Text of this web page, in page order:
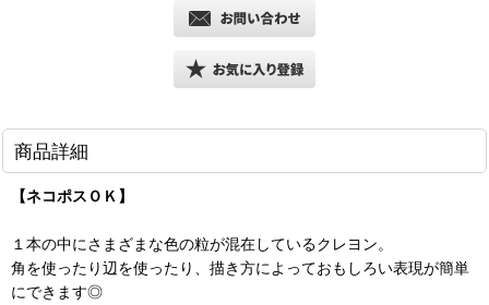
商品詳細
【ネコポスＯＫ】
１本の中にさまざまな色の粒が混在しているクレヨン。
角を使ったり辺を使ったり、描き方によっておもしろい表現が簡単
にできます◎